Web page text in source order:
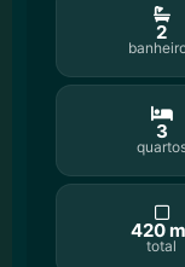
2
3
420
total